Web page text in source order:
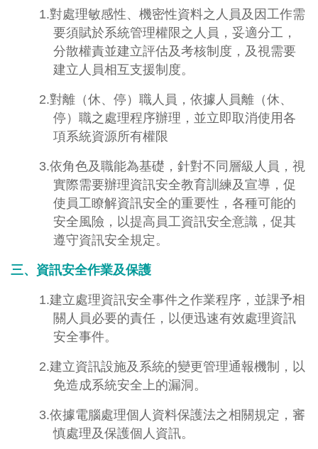
1.對處理敏感性、機密性資料之人員及因工作需
要須賦於系統管理權限之人員，妥適分工，
分散權責並建立評估及考核制度，及視需要
建立人員相互支援制度。
2.對離（休、停）職人員，依據人員離（休、
停）職之處理程序辦理，並立即取消使用各
項系統資源所有權限
3.依角色及職能為基礎，針對不同層級人員，視
實際需要辦理資訊安全教育訓練及宣導，促
使員工瞭解資訊安全的重要性，各種可能的
安全風險，以提高員工資訊安全意識，促其
遵守資訊安全規定。
三、資訊安全作業及保護
1.建立處理資訊安全事件之作業程序，並課予相
關人員必要的責任，以便迅速有效處理資訊
安全事件。
2.建立資訊設施及系統的變更管理通報機制，以
免造成系統安全上的漏洞。
3.依據電腦處理個人資料保護法之相關規定，審
慎處理及保護個人資訊。